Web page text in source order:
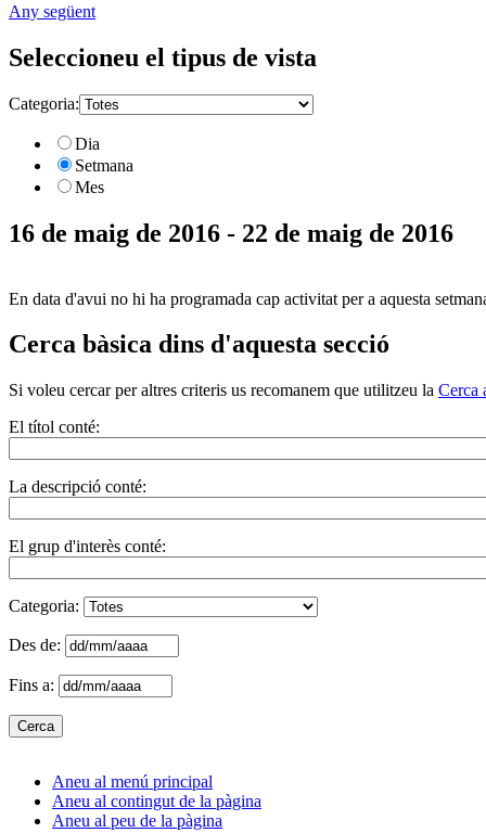
Any següent
Seleccioneu el tipus de vista
Categoria:
Dia
Setmana
Mes
16 de maig de 2016 - 22 de maig de 2016
En data d'avui no hi ha programada cap activitat per a aquesta
Cerca bàsica dins d'aquesta secció
Si voleu cercar per altres criteris us recomanem que utilitzeu la Cerca
El títol conté:
La descripció conté:
El grup d'interès conté:
Categoria:
Des de:
Fins a:
Aneu al menú principal
Aneu al contingut de la pàgina
Aneu al peu de la pàgina